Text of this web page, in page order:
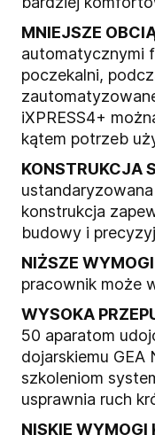
MNIEJSZE
automatycznymi
poczekalni,
iXPRESS4+
kątem potrzeb
KONSTRUKCJA
konstrukcja
budowy i
NIŻSZE
pracownik może
WYSOKA
50 aparatom
dojarskiemu
szkoleniom
usprawnia ruch
NISKIE